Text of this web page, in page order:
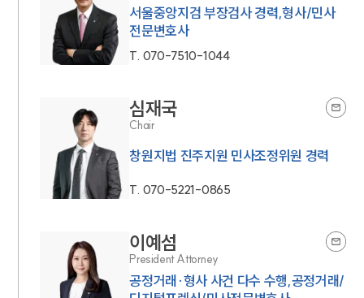
서울중앙지검 부장검사 경력,형사/민사
전문변호사
T. 070-7510-1044
심재국
Chair
창원지법 진주지원 민사조정위원 경력
T. 070-5221-0865
이예섬
President Attorney
공정거래·형사 사건 다수 수행,공정거래/